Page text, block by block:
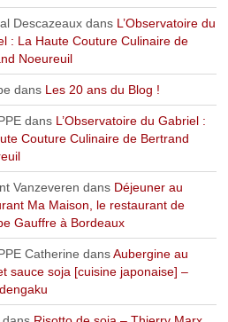
Descazeauxdans L’Observatoire du
: La Haute Couture Culinaire de
Noeureuil
dans Les 20 ans du Blog !
dans L’Observatoire du Gabriel :
Couture Culinaire de Bertrand
Vanzeveren dans Déjeuner au
Ma Maison, le restaurant de
Gauffre à Bordeaux
Catherine dansAubergine au
sauce soja [cuisine japonaise] –